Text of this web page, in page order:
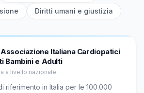
Diritti umani e giustizia
Associazione Italiana Cardiopatici
Bambini e Adulti
a livello nazionale
riferimento in Italia per le 100.000